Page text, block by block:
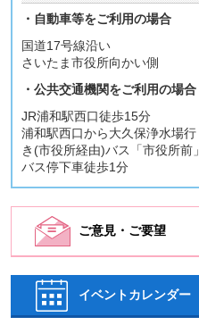
・自動車等をご利用の場合
国道17号線沿い
さいたま市役所向かい側
・公共交通機関をご利用の場合
JR浦和駅西口徒歩15分
浦和駅西口から大久保浄水場行
き(市役所経由)バス「市役所前」
バス停下車徒歩1分
ご意見・ご要望
イベントカレンダー